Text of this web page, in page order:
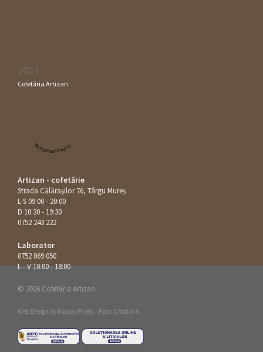
2024
Cofetăria Artizan
Restaurant Guru
Artizan - cofetărie
Strada Călăraşilor 76, Târgu Mureș
L-S 09:00 - 20:00
D 10:30 - 19:30
0752 243 222
Laborator
0752 069 050
L - V 10:00 - 18:00
© 2026 Cofetăria Artizan.
Web Design by Happy Pixels. Foto: Cristians